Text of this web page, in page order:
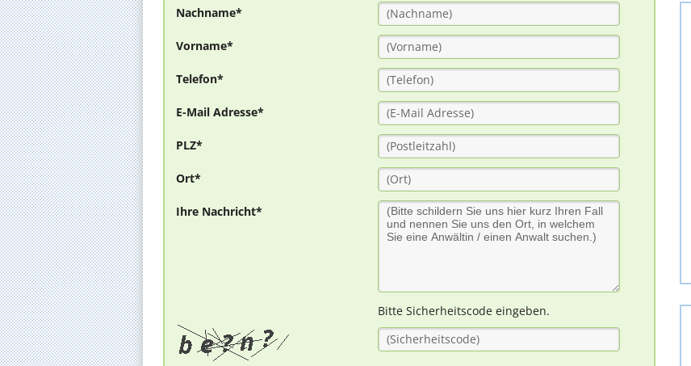
Nachname*
Vorname*
Telefon*
E-Mail Adresse*
PLZ*
Ort*
Ihre Nachricht*
Bitte Sicherheitscode eingeben.